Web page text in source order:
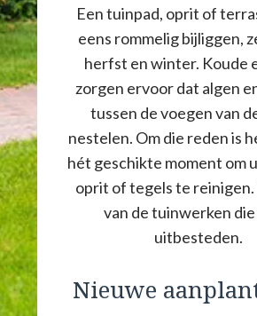
Een tuinpad, oprit of
eens rommelig bijliggen,
herfst en winter. Koude
zorgen ervoor dat algen
tussen de voegen van
nestelen. Om die reden is
hét geschikte moment om
oprit of tegels te reinigen.
van de tuinwerken die
uitbesteden.
Nieuwe